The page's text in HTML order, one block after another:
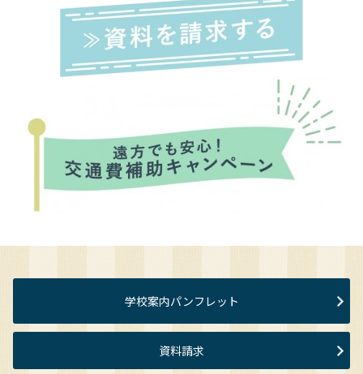
学校案内パンフレット
資料請求